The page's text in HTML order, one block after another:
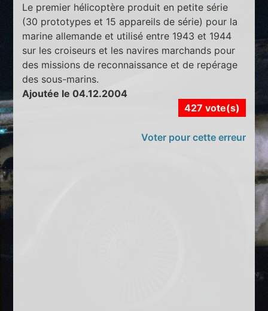
Le premier hélicoptère produit en petite série
(30 prototypes et 15 appareils de série) pour la
marine allemande et utilisé entre 1943 et 1944
sur les croiseurs et les navires marchands pour
des missions de reconnaissance et de repérage
des sous-marins.
Ajoutée le 04.12.2004
427 vote(s)
Voter pour cette erreur